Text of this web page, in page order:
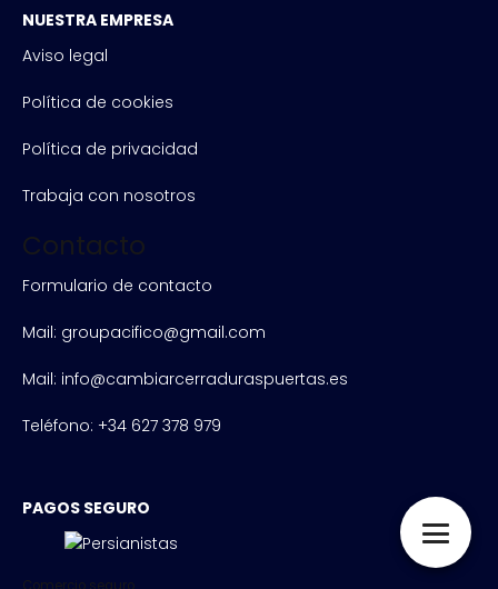
NUESTRA EMPRESA
Aviso legal
Política de cookies
Política de privacidad
Trabaja con nosotros
Contacto
Formulario de contacto
Mail: groupacifico@gmail.com
Mail: info@cambiarcerraduraspuertas.es
Teléfono: +34 627 378 979
PAGOS SEGURO